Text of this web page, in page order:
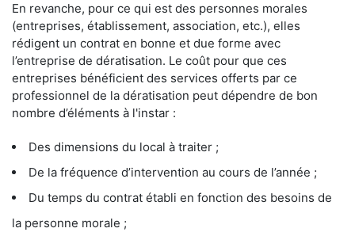
En revanche, pour ce qui est des personnes morales
(entreprises, établissement, association, etc.), elles
rédigent un contrat en bonne et due forme avec
l’entreprise de dératisation. Le coût pour que ces
entreprises bénéficient des services offerts par ce
professionnel de la dératisation peut dépendre de bon
nombre d’éléments à l'instar :
Des dimensions du local à traiter ;
De la fréquence d’intervention au cours de l’année ;
Du temps du contrat établi en fonction des besoins de
la personne morale ;